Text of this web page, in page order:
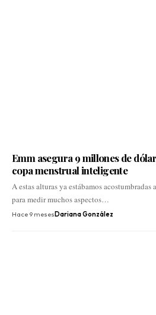
Emm asegura 9 millones de
copa menstrual inteligente
A estas alturas ya estábamos
para medir muchos aspectos…
Hace 9 meses Dariana González